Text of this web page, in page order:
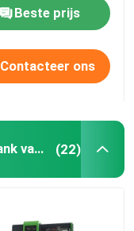
Beste prijs
Contacteer ons
De gemeenschappelijke Proefbank van de Spoorpomp (22)